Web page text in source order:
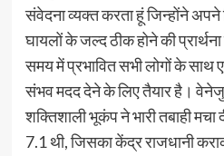
संवेदना व्यक्त करता हूं जिन्होंने अपने
घायलों के जल्द ठीक होने की
समय में प्रभावित सभी लोगों के
संभव मदद देने के लिए तैयार है।
शक्तिशाली भूकंप ने भारी तबाही
7.1 थी, जिसका केंद्र राजधानी